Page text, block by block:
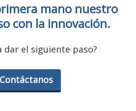
mano nuestro
con la innovación.
dar el siguiente paso?
Contáctanos